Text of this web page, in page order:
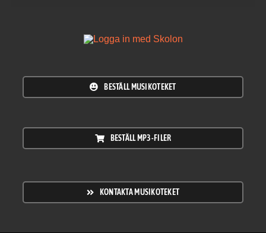
BESTÄLL MUSIKOTEKET
BESTÄLL MP3-FILER
KONTAKTA MUSIKOTEKET